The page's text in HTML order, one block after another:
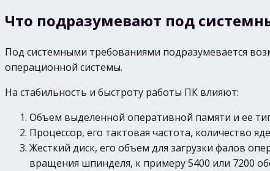
Что подразумевают под
Под системными требованиями подразумевается
операционной системы.
На стабильность и быстроту работы ПК влияют:
Объем выделенной оперативной памяти и ее
Процессор, его тактовая частота, количество
Жесткий диск, его объем для загрузки фалов
вращения шпинделя, к примеру 5400 или 7200